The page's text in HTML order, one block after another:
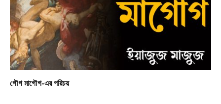
গৌগ মাগৌগ-এর পরিচয়